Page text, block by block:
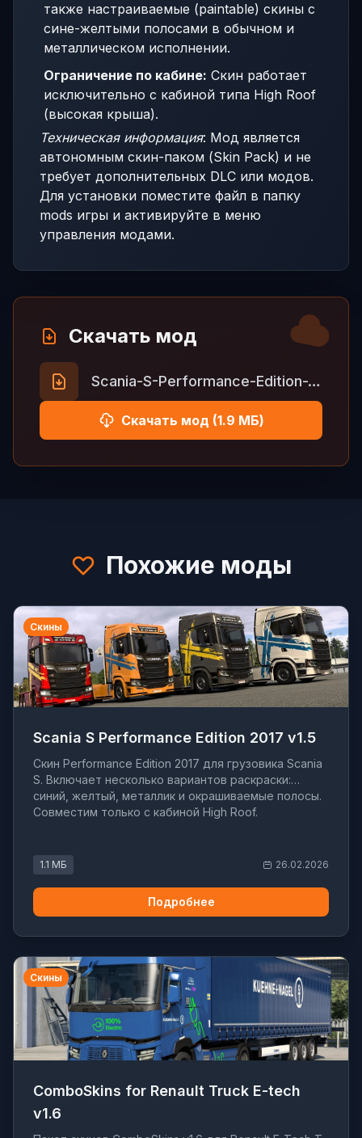
также настраиваемые (paintable) скины с
сине-желтыми полосами в обычном и
металлическом исполнении.
Ограничение по кабине: Скин работает
исключительно с кабиной типа High Roof
(высокая крыша).
Техническая информация: Мод является
автономным скин-паком (Skin Pack) и не
требует дополнительных DLC или модов.
Для установки поместите файл в папку
mods игры и активируйте в меню
управления модами.
Скачать мод
Scania-S-Performance-Edition-2017-v2.0.zip
Скачать мод (1.9 МБ)
Похожие моды
Скины
Scania S Performance Edition 2017 v1.5
Скин Performance Edition 2017 для грузовика Scania
S. Включает несколько вариантов раскраски:
синий, желтый, металлик и окрашиваемые полосы.
Совместим только с кабиной High Roof.
1.1 МБ 26.02.2026
Подробнее
Скины
ComboSkins for Renault Truck E-tech
v1.6